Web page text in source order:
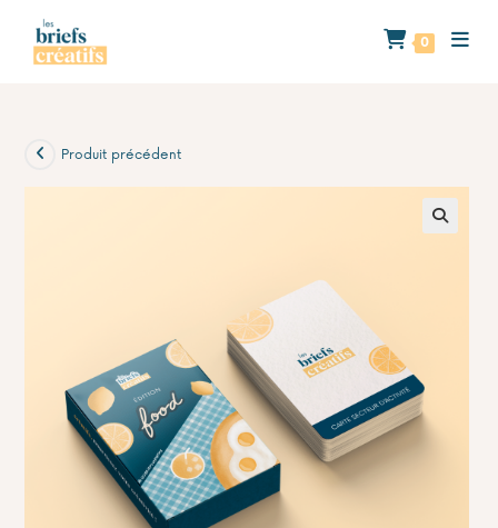
content
0
Produit précédent